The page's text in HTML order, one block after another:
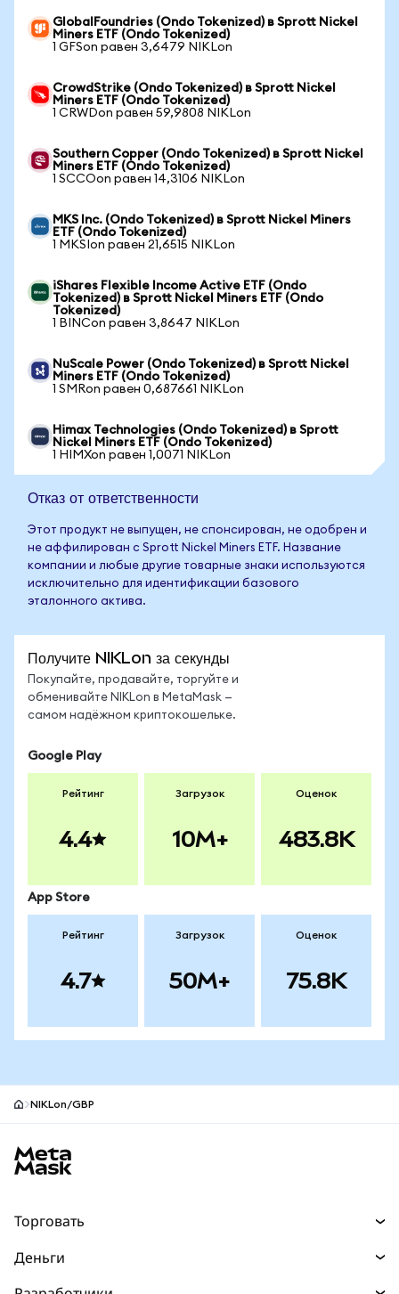
GlobalFoundries (Ondo Tokenized) в Sprott Nickel
Miners ETF (Ondo Tokenized)
1 GFSon равен 3,6479 NIKLon
CrowdStrike (Ondo Tokenized) в Sprott Nickel
Miners ETF (Ondo Tokenized)
1 CRWDon равен 59,9808 NIKLon
Southern Copper (Ondo Tokenized) в Sprott Nickel
Miners ETF (Ondo Tokenized)
1 SCCOon равен 14,3106 NIKLon
MKS Inc. (Ondo Tokenized) в Sprott Nickel Miners
ETF (Ondo Tokenized)
1 MKSIon равен 21,6515 NIKLon
iShares Flexible Income Active ETF (Ondo
Tokenized) в Sprott Nickel Miners ETF (Ondo
Tokenized)
1 BINCon равен 3,8647 NIKLon
NuScale Power (Ondo Tokenized) в Sprott Nickel
Miners ETF (Ondo Tokenized)
1 SMRon равен 0,687661 NIKLon
Himax Technologies (Ondo Tokenized) в Sprott
Nickel Miners ETF (Ondo Tokenized)
1 HIMXon равен 1,0071 NIKLon
Отказ от ответственности
Этот продукт не выпущен, не спонсирован, не одобрен и
не аффилирован с Sprott Nickel Miners ETF. Название
компании и любые другие товарные знаки используются
исключительно для идентификации базового
эталонного актива.
Получите NIKLon за секунды
Покупайте, продавайте, торгуйте и
обменивайте NIKLon в MetaMask —
самом надёжном криптокошельке.
Google Play
Рейтинг
4.4
Загрузок
10M+
Оценок
483.8K
App Store
Рейтинг
4.7
Загрузок
50M+
Оценок
75.8K
NIKLon/GBP
Торговать
Деньги